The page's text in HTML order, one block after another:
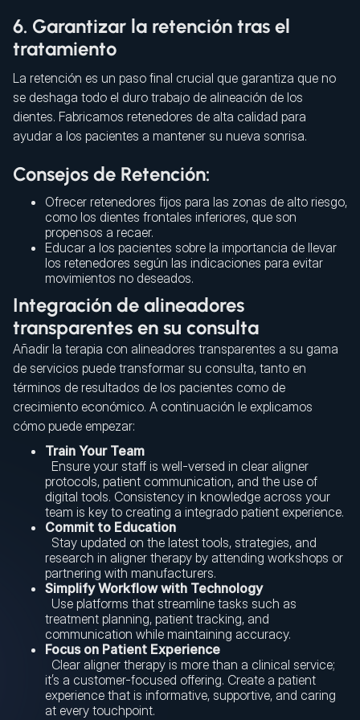
6. Garantizar la retención tras el
tratamiento
La retención es un paso final crucial que garantiza que no
se deshaga todo el duro trabajo de alineación de los
dientes. Fabricamos retenedores de alta calidad para
ayudar a los pacientes a mantener su nueva sonrisa.
Consejos de Retención:
Ofrecer retenedores fijos para las zonas de alto riesgo,
como los dientes frontales inferiores, que son
propensos a recaer.
Educar a los pacientes sobre la importancia de llevar
los retenedores según las indicaciones para evitar
movimientos no deseados.
Integración de alineadores
transparentes en su consulta
Añadir la terapia con alineadores transparentes a su gama
de servicios puede transformar su consulta, tanto en
términos de resultados de los pacientes como de
crecimiento económico. A continuación le explicamos
cómo puede empezar:
Train Your Team
Ensure your staff is well-versed in clear aligner
protocols, patient communication, and the use of
digital tools. Consistency in knowledge across your
team is key to creating a integrado patient experience.
Commit to Education
Stay updated on the latest tools, strategies, and
research in aligner therapy by attending workshops or
partnering with manufacturers.
Simplify Workflow with Technology
Use platforms that streamline tasks such as
treatment planning, patient tracking, and
communication while maintaining accuracy.
Focus on Patient Experience
Clear aligner therapy is more than a clinical service;
it’s a customer-focused offering. Create a patient
experience that is informative, supportive, and caring
at every touchpoint.